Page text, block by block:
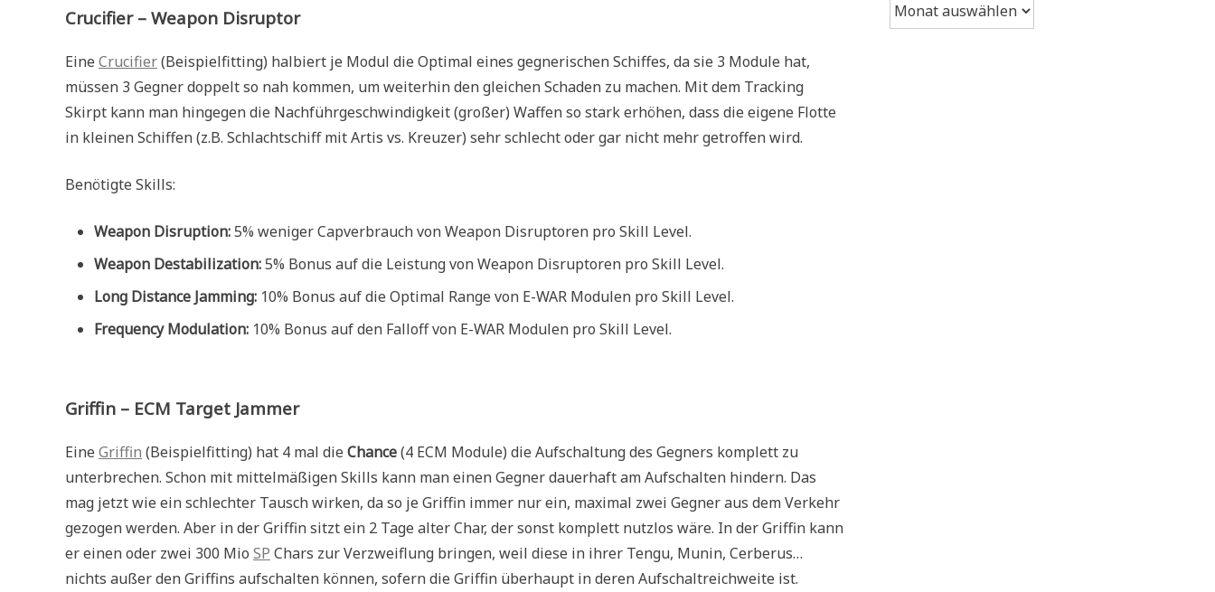
Crucifier – Weapon Disruptor
Eine Crucifier(Beispielfitting) halbiert je Modul die Optimal eines gegnerischen Schiffes, da sie 3 Module hat,
müssen 3 Gegner doppelt so nah kommen, um weiterhin den gleichen Schaden zu machen. Mit dem Tracking
Skirpt kann man hingegen die Nachführgeschwindigkeit (großer) Waffen so stark erhöhen, dass die eigene Flotte
in kleinen Schiffen (z.B. Schlachtschiff mit Artis vs. Kreuzer) sehr schlecht oder gar nicht mehr getroffen wird.
Benötigte Skills:
Weapon Disruption:5% weniger Capverbrauch von Weapon Disruptoren pro Skill Level.
Weapon Destabilization:5% Bonus auf die Leistung von Weapon Disruptoren pro Skill Level.
Long Distance Jamming: 10% Bonus auf die Optimal Range von E-WAR Modulen pro Skill Level.
Frequency Modulation: 10% Bonus auf den Falloff von E-WAR Modulen pro Skill Level.
Griffin – ECM Target Jammer
Eine Griffin (Beispielfitting) hat 4 mal die Chance(4 ECM Module) die Aufschaltung des Gegners komplett zu
unterbrechen. Schon mit mittelmäßigen Skills kann man einen Gegner dauerhaft am Aufschalten hindern. Das
mag jetzt wie ein schlechter Tausch wirken, da so je Griffin immer nur ein, maximal zwei Gegner aus dem Verkehr
gezogen werden. Aber in der Griffin sitzt ein 2 Tage alter Char, der sonst komplett nutzlos wäre. In der Griffin kann
er einen oder zwei 300 Mio SP Chars zur Verzweiflung bringen, weil diese in ihrer Tengu, Munin, Cerberus…
nichts außer den Griffins aufschalten können, sofern die Griffin überhaupt in deren Aufschaltreichweite ist.